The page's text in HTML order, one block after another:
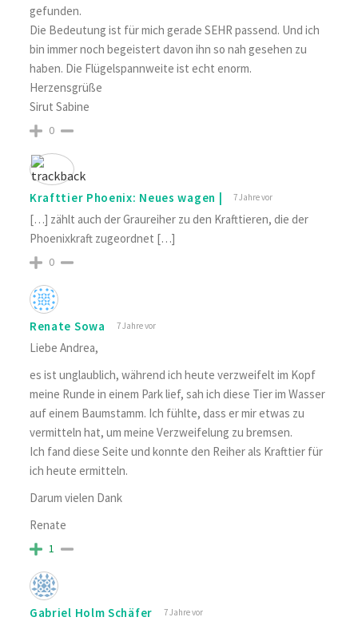
gefunden.
Die Bedeutung ist für mich gerade SEHR passend. Und ich
bin immer noch begeistert davon ihn so nah gesehen zu
haben. Die Flügelspannweite ist echt enorm.
Herzensgrüße
Sirut Sabine
0
Krafttier Phoenix: Neues wagen | 7 Jahre vor
[…] zählt auch der Graureiher zu den Krafttieren, die der
Phoenixkraft zugeordnet […]
0
Renate Sowa 7 Jahre vor
Liebe Andrea,
es ist unglaublich, während ich heute verzweifelt im Kopf
meine Runde in einem Park lief, sah ich diese Tier im Wasser
auf einem Baumstamm. Ich fühlte, dass er mir etwas zu
vermitteln hat, um meine Verzweifelung zu bremsen.
Ich fand diese Seite und konnte den Reiher als Krafttier für
ich heute ermitteln.
Darum vielen Dank
Renate
1
Gabriel Holm Schäfer 7 Jahre vor